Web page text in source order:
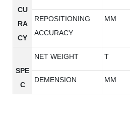
CU
RA
CY
REPOSITIONING
ACCURACY
MM
SPE
C
NET WEIGHT T
DEMENSION MM